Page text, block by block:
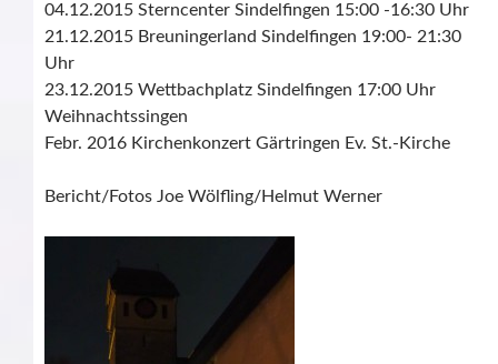
04.12.2015 Sterncenter Sindelfingen 15:00 -16:30 Uhr
21.12.2015 Breuningerland Sindelfingen 19:00- 21:30
Uhr
23.12.2015 Wettbachplatz Sindelfingen 17:00 Uhr
Weihnachtssingen
Febr. 2016 Kirchenkonzert Gärtringen Ev. St.-Kirche
Bericht/Fotos Joe Wölfling/Helmut Werner